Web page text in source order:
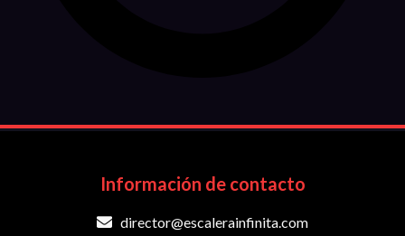
Información de contacto
director@escalerainfinita.com